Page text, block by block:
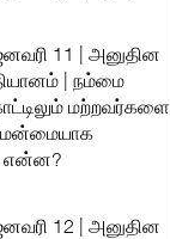
11 | அனுதின
| நம்மை
மற்றவர்களை
என்ன?
12 | அனுதின